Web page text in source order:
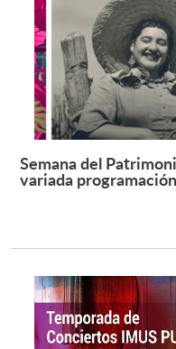
Semana del
variada